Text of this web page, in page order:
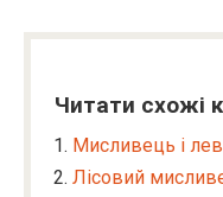
Читати схожі
Мисливець і лев
Лісовий